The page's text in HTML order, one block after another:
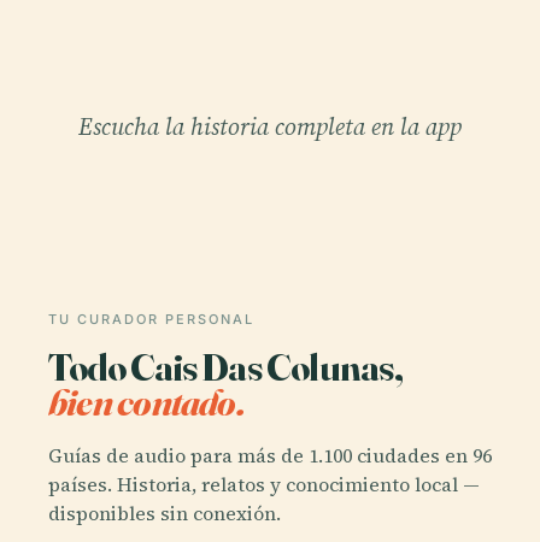
Escucha la historia completa en la app
TU CURADOR PERSONAL
Todo Cais Das Colunas,
bien contado.
Guías de audio para más de 1.100 ciudades en 96
países. Historia, relatos y conocimiento local —
disponibles sin conexión.